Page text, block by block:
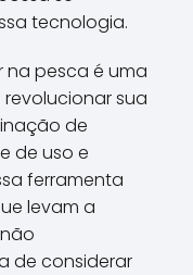
tecnologia.
na pesca é uma
sua
de
de uso e
ferramenta
levam a
de considerar